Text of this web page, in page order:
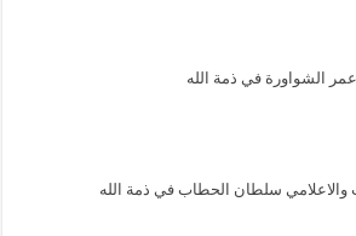
عمر الشواورة في ذمة الله
والاعلامي سلطان الحطاب في ذمة الله